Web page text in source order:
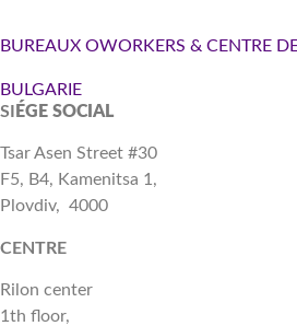
BUREAUX OWORKERS & CENTRE
BULGARIE
SI
ÉGE SOCIAL
Tsar Asen Street #30
F5, B4, Kamenitsa 1,
Plovdiv, 4000
CENTRE
Rilon center
1th floor,